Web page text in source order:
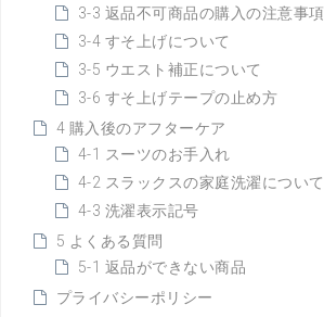
3-3 返品不可商品の購入の注意事項
3-4 すそ上げについて
3-5 ウエスト補正について
3-6 すそ上げテープの止め方
4 購入後のアフターケア
4-1 スーツのお手入れ
4-2 スラックスの家庭洗濯について
4-3 洗濯表示記号
5 よくある質問
5-1 返品ができない商品
プライバシーポリシー